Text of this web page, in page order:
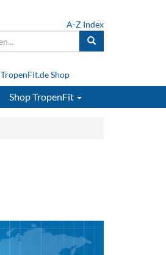
A-Z Index
TropenFit.de Shop
ShopTropenFit